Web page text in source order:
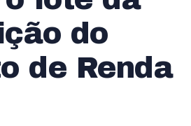
do
de Renda